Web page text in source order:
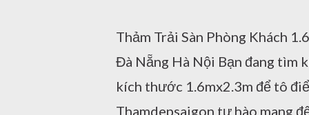
cách. Chất liệu cao cấp:
đảm bảo độ bền đẹp, mềm mại
Thảm Trải Sàn Phòng Khách
Đà Nẵng Hà Nội Bạn đang tìm
kích thước 1.6mx2.3m để tô
Thamdepsaigon tự hào mang